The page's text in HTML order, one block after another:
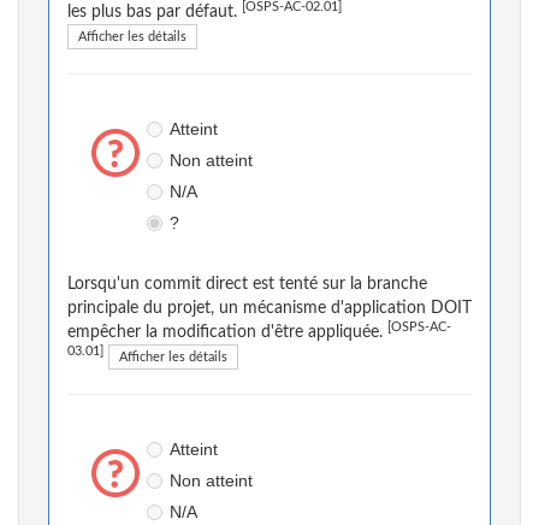
les plus bas par défaut.
[OSPS-AC-02.01]
Afficher les détails
Atteint
Non atteint
N/A
?
Lorsqu'un commit direct est tenté sur la branche
principale du projet, un mécanisme d'application DOIT
empêcher la modification d'être appliquée.
[OSPS-AC-
03.01] Afficher les détails
Atteint
Non atteint
N/A